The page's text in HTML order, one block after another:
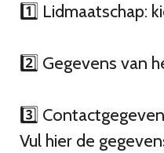
1️⃣ Lidmaatschap:
2️⃣ Gegevens van
3️⃣
Vul hier de